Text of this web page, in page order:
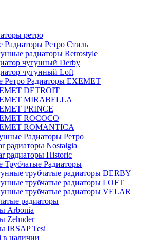
ретро
Радиаторы Ретро Стиль
радиаторы Retrostyle
чугунный Derby
чугунный Loft
Ретро Радиаторы EXEMET
DETROIT
MIRABELLA
PRINCE
ROCOCO
ROMANTICA
Радиаторы Ретро
радиаторы Nostalgia
радиаторы Historic
Трубчатые Радиаторы
трубчатые радиаторы DERBY
трубчатые радиаторы LOFT
трубчатые радиаторы VELAR
радиаторы
Arbonia
Zehnder
IRSAP Tesi
в наличии